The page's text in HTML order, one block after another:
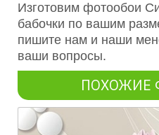
Изготовим фотообои
бабочки по вашим
пишите нам и наши
ваши вопросы.
ПОХОЖИЕ